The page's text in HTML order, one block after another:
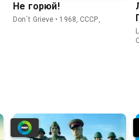
Не горюй!
Don`t Grieve • 1968, СССР,